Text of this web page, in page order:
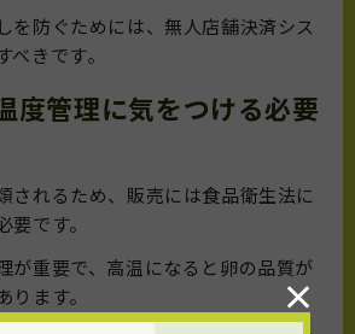
を防ぐためには、無人店舗決済シス
きです。
度管理に気をつける必要
されるため、販売には食品衛生法に
です。
が重要で、高温になると卵の品質が
ます。
×